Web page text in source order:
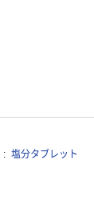
塩分タブレット